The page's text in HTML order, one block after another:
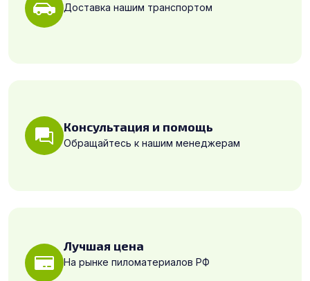
Доставка нашим транспортом
Консультация и помощь
Обращайтесь к нашим менеджерам
Лучшая цена
На рынке пиломатериалов РФ